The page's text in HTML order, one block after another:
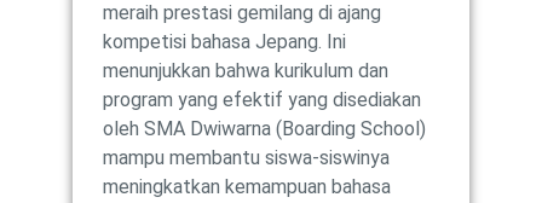
meraih prestasi gemilang di ajang
kompetisi bahasa Jepang. Ini
menunjukkan bahwa kurikulum dan
program yang efektif yang disediakan
oleh SMA Dwiwarna (Boarding School)
mampu membantu siswa-siswinya
meningkatkan kemampuan bahasa